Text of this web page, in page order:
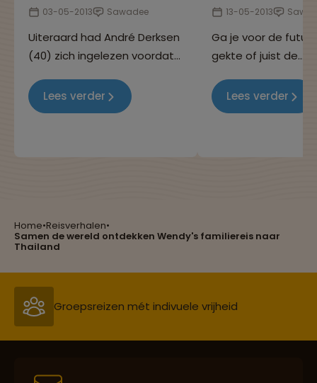
Home•Reisverhalen•
Samen de wereld ontdekken Wendy's familiereis naar
Thailand
03-05-2013 Sawadee
Uiteraard had André Derksen
(40) zich ingelezen voordat
door Ethiopië maakte. 'Maar
dat het zo groen was had ik
Lees verder
13-05-2013
Ga je voor de
gekte of juist de
Japan is niets wat
Lees verder
Groepsreizen mét indivuele vrijheid
Persoonlijk en deskundig reisadvies
Best beoordeelde reisroutes